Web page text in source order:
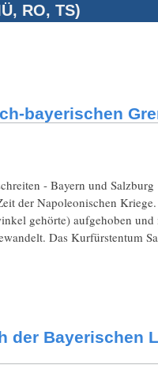
RO, TS)
bayerischen
- Bayern und
der Napoleonischen
gehörte) aufgehoben
Das Kurfürstentum
der Bayerischen